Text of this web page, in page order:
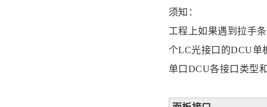
须知：
工程上如果遇到拉手
个LC光接口的DCU单
单口DCU各接口类型